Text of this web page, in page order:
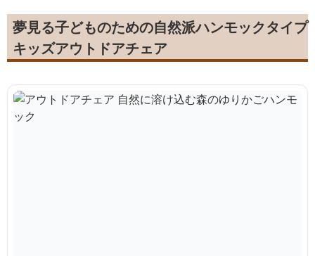
夢見る子どものための自然派ハンモックタイプ
キッズアウトドアチェア